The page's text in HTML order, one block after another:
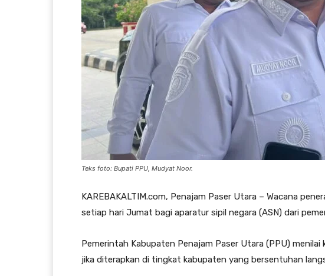
Teks foto: Bupati PPU, Mudyat Noor.
KAREBAKALTIM.com, Penajam Paser Utara – Wacana
setiap hari Jumat bagi aparatur sipil negara (ASN) dari
Pemerintah Kabupaten Penajam Paser Utara (PPU)
jika diterapkan di tingkat kabupaten yang bersentuhan